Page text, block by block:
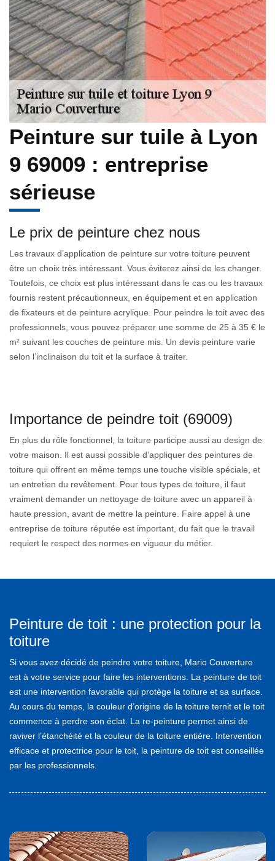
Peinture sur tuile à Lyon
9 69009 : entreprise
sérieuse
Le prix de peinture chez nous
Les travaux d’application de peinture sur votre toiture peuvent
être un choix très intéressant. Vous éviterez ainsi de les changer.
Toutefois, ce choix est plus intéressant dans le cas ou les travaux
fournis restent précautionneux, en équipement et en application
de fixateurs et de peinture acrylique. Pour peindre le toit avec des
professionnels, vous pouvez préparer une somme de 25 à 35 € le
m² suivant les couches de peinture mis. Un devis peinture varie
selon l’inclinaison du toit et la surface à traiter.
Importance de peindre toit (69009)
En plus du rôle fonctionnel, la toiture participe aussi au design de
votre maison. Il est aussi possible d’appliquer des peintures de
toiture qui offrent en même temps une touche visible spéciale, et
un entretien du revêtement. Pour tous types de toiture, il faut
vraiment demander un nettoyage de toiture avec un appareil à
haute pression, avant de mettre la peinture. Faire appel à une
entreprise de toiture réputée est important, du fait que le travail
requiert le respect des normes en vigueur du métier.
Peinture de toit : une protection pour la
toiture
Si vous avez décidé de peindre votre toiture, Mario Couverture
est à votre service pour faire les interventions. La peinture de toit
est une intervention favorable qui protège la toiture et sa surface.
Au cours du temps, la couleur d’origine de la toiture ternit et le toit
commence à perdre son éclat. La re-peinture permet ainsi de
raviver l’étanchéité et la couleur de la toiture entière. Intervention
efficace et protectrice pour le toit, la peinture de toit est conseillée
par les professionnels.